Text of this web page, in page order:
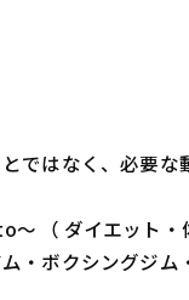
ではなく、必要な
～ （ ダイエット
・ボクシングジム